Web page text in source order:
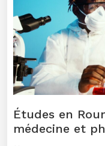
Études en
médecine et
de Iasi